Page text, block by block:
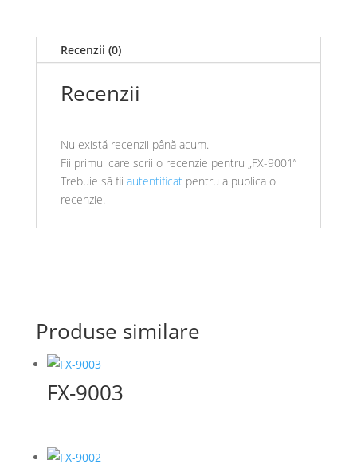
Recenzii (0)
Recenzii
Nu există recenzii până acum.
Fii primul care scrii o recenzie pentru „FX-9001”
Trebuie să fii autentificatpentru a publica o
recenzie.
Produse similare
FX-9003